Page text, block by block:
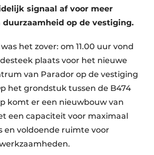
signaal af voor meer
op de vestiging.
het zover: om 11.00 uur vond
plaats voor het nieuwe
van Parador op de vestiging
het grondstuk tussen de B474
komt er een nieuwbouw van
een capaciteit voor maximaal
en voldoende ruimte voor